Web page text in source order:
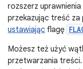
rozszerz
przekazując treść za
ustawiając flagę
Możesz też użyć
przetwarzania treści.